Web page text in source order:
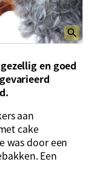
en goed
aan
cake
was door een
Een